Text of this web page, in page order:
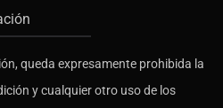
queda expresamente prohibida la
y cualquier otro uso de los